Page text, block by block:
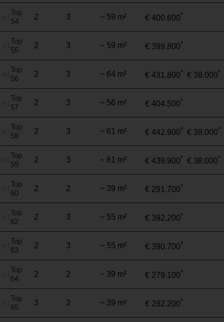
Top
54
2 3 ~ 59 m² € 400.600*
Top
55
2 3 ~ 59 m² € 399.800*
Top
56
2 3 ~ 64 m² € 431.800* € 38.000*
Top
57
2 3 ~ 56 m² € 404.500*
Top
58
2 3 ~ 61 m² € 442.900* € 38.000*
Top
59
2 3 ~ 61 m² € 439.900* € 38.000*
Top
60
2 2 ~ 39 m² € 291.700*
Top
62
2 3 ~ 55 m² € 392.200*
Top
63
2 3 ~ 55 m² € 390.700*
Top
64
2 2 ~ 39 m² € 279.100*
Top
65
3 2 ~ 39 m² € 282.200*